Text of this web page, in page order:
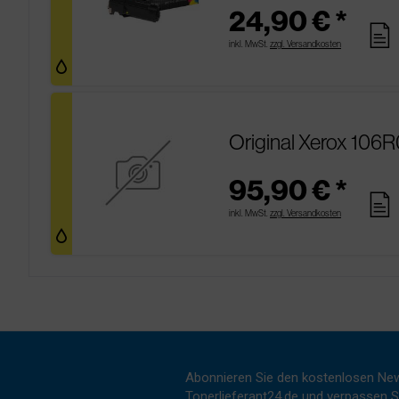
24,90 € *
inkl. MwSt. zzgl. Versandkosten pages
Original Xerox
95,90 € *
inkl. MwSt. zzgl. Versandkosten pages
Abonnieren Sie den kostenlosen